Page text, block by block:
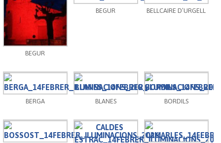
BEGUR
BEGUR BELLCAIRE D’URGELL
BERGA BLANES BORDILS